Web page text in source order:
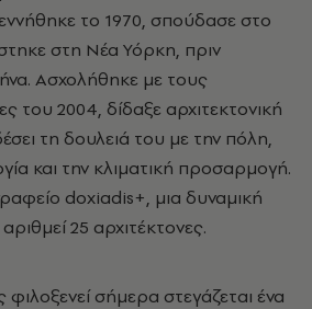
το 1970, σπούδασε στο
στη Νέα Υόρκη, πριν
Ασχολήθηκε με τους
του 2004, δίδαξε αρχιτεκτονική
τη δουλειά του με την πόλη,
και την κλιματική προσαρμογή.
doxiadis+, μια δυναμική
25 αρχιτέκτονες.
σήμερα στεγάζεται ένα